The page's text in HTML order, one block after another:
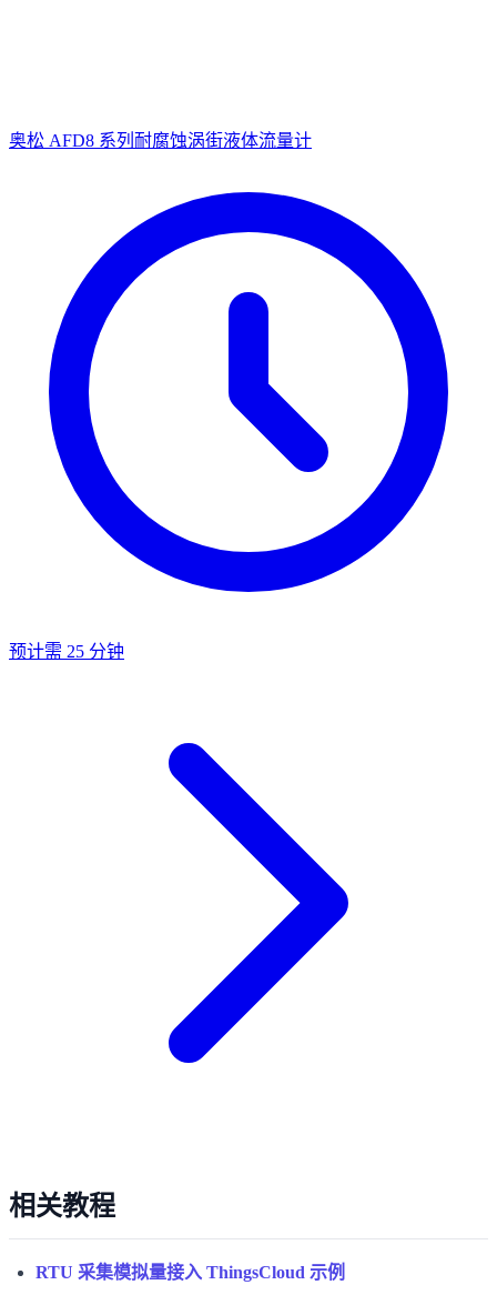
奥松 AFD8 系列耐腐蚀涡街液体流量计
预计需 25 分钟
相关教程
RTU 采集模拟量接入 ThingsCloud 示例